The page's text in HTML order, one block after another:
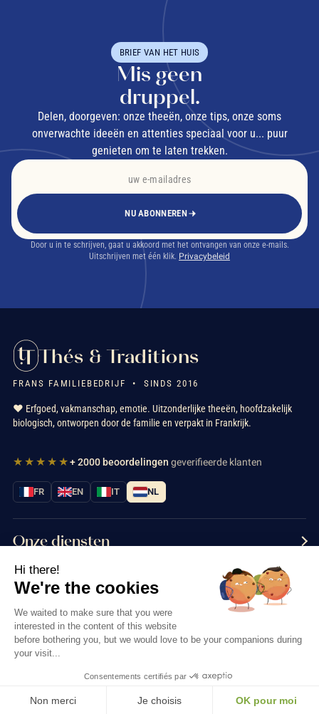
BRIEF VAN HET HUIS
Mis geen
druppel.
Delen, doorgeven: onze theeën, onze tips, onze soms
onverwachte ideeën en attenties speciaal voor u... puur
genieten om te laten trekken.
NU ABONNEREN
Door u in te schrijven, gaat u akkoord met het ontvangen van onze e-mails.
Uitschrijven met één klik. Privacybeleid
Thés & Traditions
FRANS FAMILIEBEDRIJF • SINDS 2016
❤️ Erfgoed, vakmanschap, emotie. Uitzonderlijke theeën, hoofdzakelijk
biologisch, ontworpen door de familie en verpakt in Frankrijk.
★★★★★+ 2000 beoordelingen geverifieerde klanten
FR EN IT NL
Onze diensten
Informatie
Neem contact met ons op
Thés & Traditions © 2026
Hi there!
We're the cookies
We waited to make sure that you were
interested in the content of this website
before bothering you, but we would love to be your companions during
your visit...
Consentements certifiés par
Non merci Je choisis OK pour moi